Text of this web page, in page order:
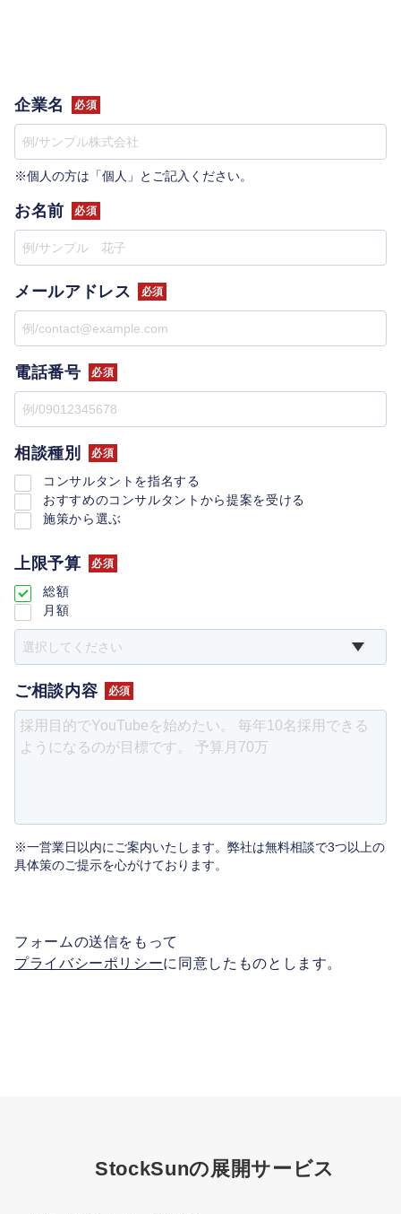
企業名 必須
※個人の方は「個人」とご記入ください。
お名前 必須
メールアドレス 必須
電話番号 必須
相談種別 必須
コンサルタントを指名する
おすすめのコンサルタントから提案を受ける
施策から選ぶ
上限予算 必須
総額
月額
ご相談内容 必須
※一営業日以内にご案内いたします。弊社は無料相談で3つ以上の
具体策のご提示を心がけております。
フォームの送信をもって
プライバシーポリシーに同意したものとします。
StockSunの展開サービス